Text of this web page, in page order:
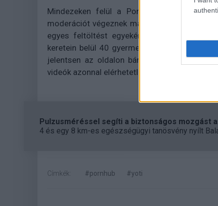
Mindezeken felül a Pornhub és annak
moderációt végeznek majd, valódi hús-vér
egyes feltöltést egyeként ellenőriznek.
keretein belül 40 gyermekvédelemmel
jelentsen az oldalon bármilyen olyan
videók azonnal elérhetetlenné válnak.
Pulzusméréssel segíti a biztonságos mozgást
4 és egy 8 km-es egészségügyi tanösvény nyílt
Címkék: #pornhub #yoti